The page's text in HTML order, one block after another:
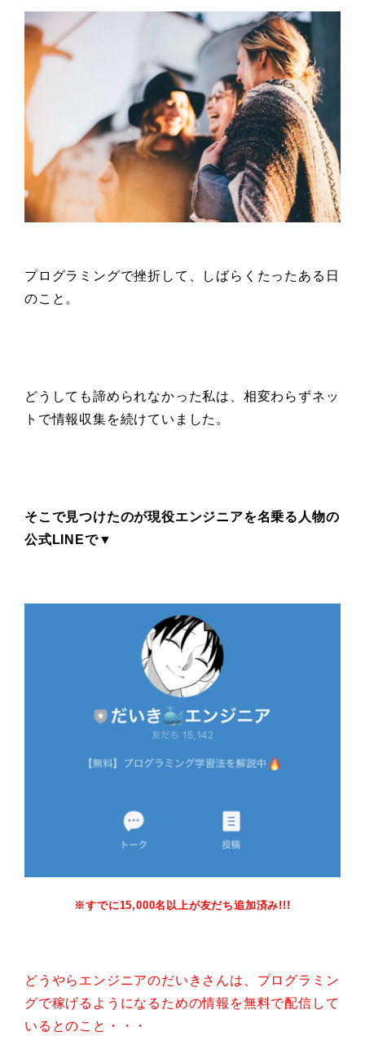
プログラミングで挫折して、しばらくたったある日
のこと。
どうしても諦められなかった私は、相変わらずネッ
トで情報収集を続けていました。
そこで見つけたのが現役エンジニアを名乗る人物の
公式LINEで▼
※すでに15,000名以上が友だち追加済み!!!
どうやらエンジニアのだいきさんは、プログラミン
グで稼げるようになるための情報を無料で配信して
いるとのこと・・・